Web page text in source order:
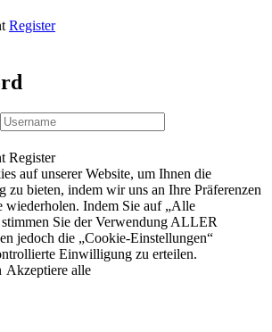
Register
Register
auf unserer Website, um Ihnen die
zu bieten, indem wir uns an Ihre Präferenzen
wiederholen. Indem Sie auf „Alle
Sie der Verwendung ALLER
jedoch die „Cookie-Einstellungen“
Einwilligung zu erteilen.
Akzeptiere alle